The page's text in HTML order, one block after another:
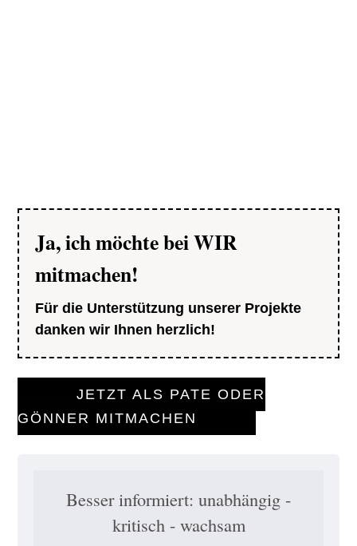
Ja, ich möchte bei WIR
mitmachen!
Für die Unterstützung unserer Projekte
danken wir Ihnen herzlich!
JETZT ALS PATE ODER
GÖNNER MITMACHEN
Besser informiert: unabhängig -
kritisch - wachsam